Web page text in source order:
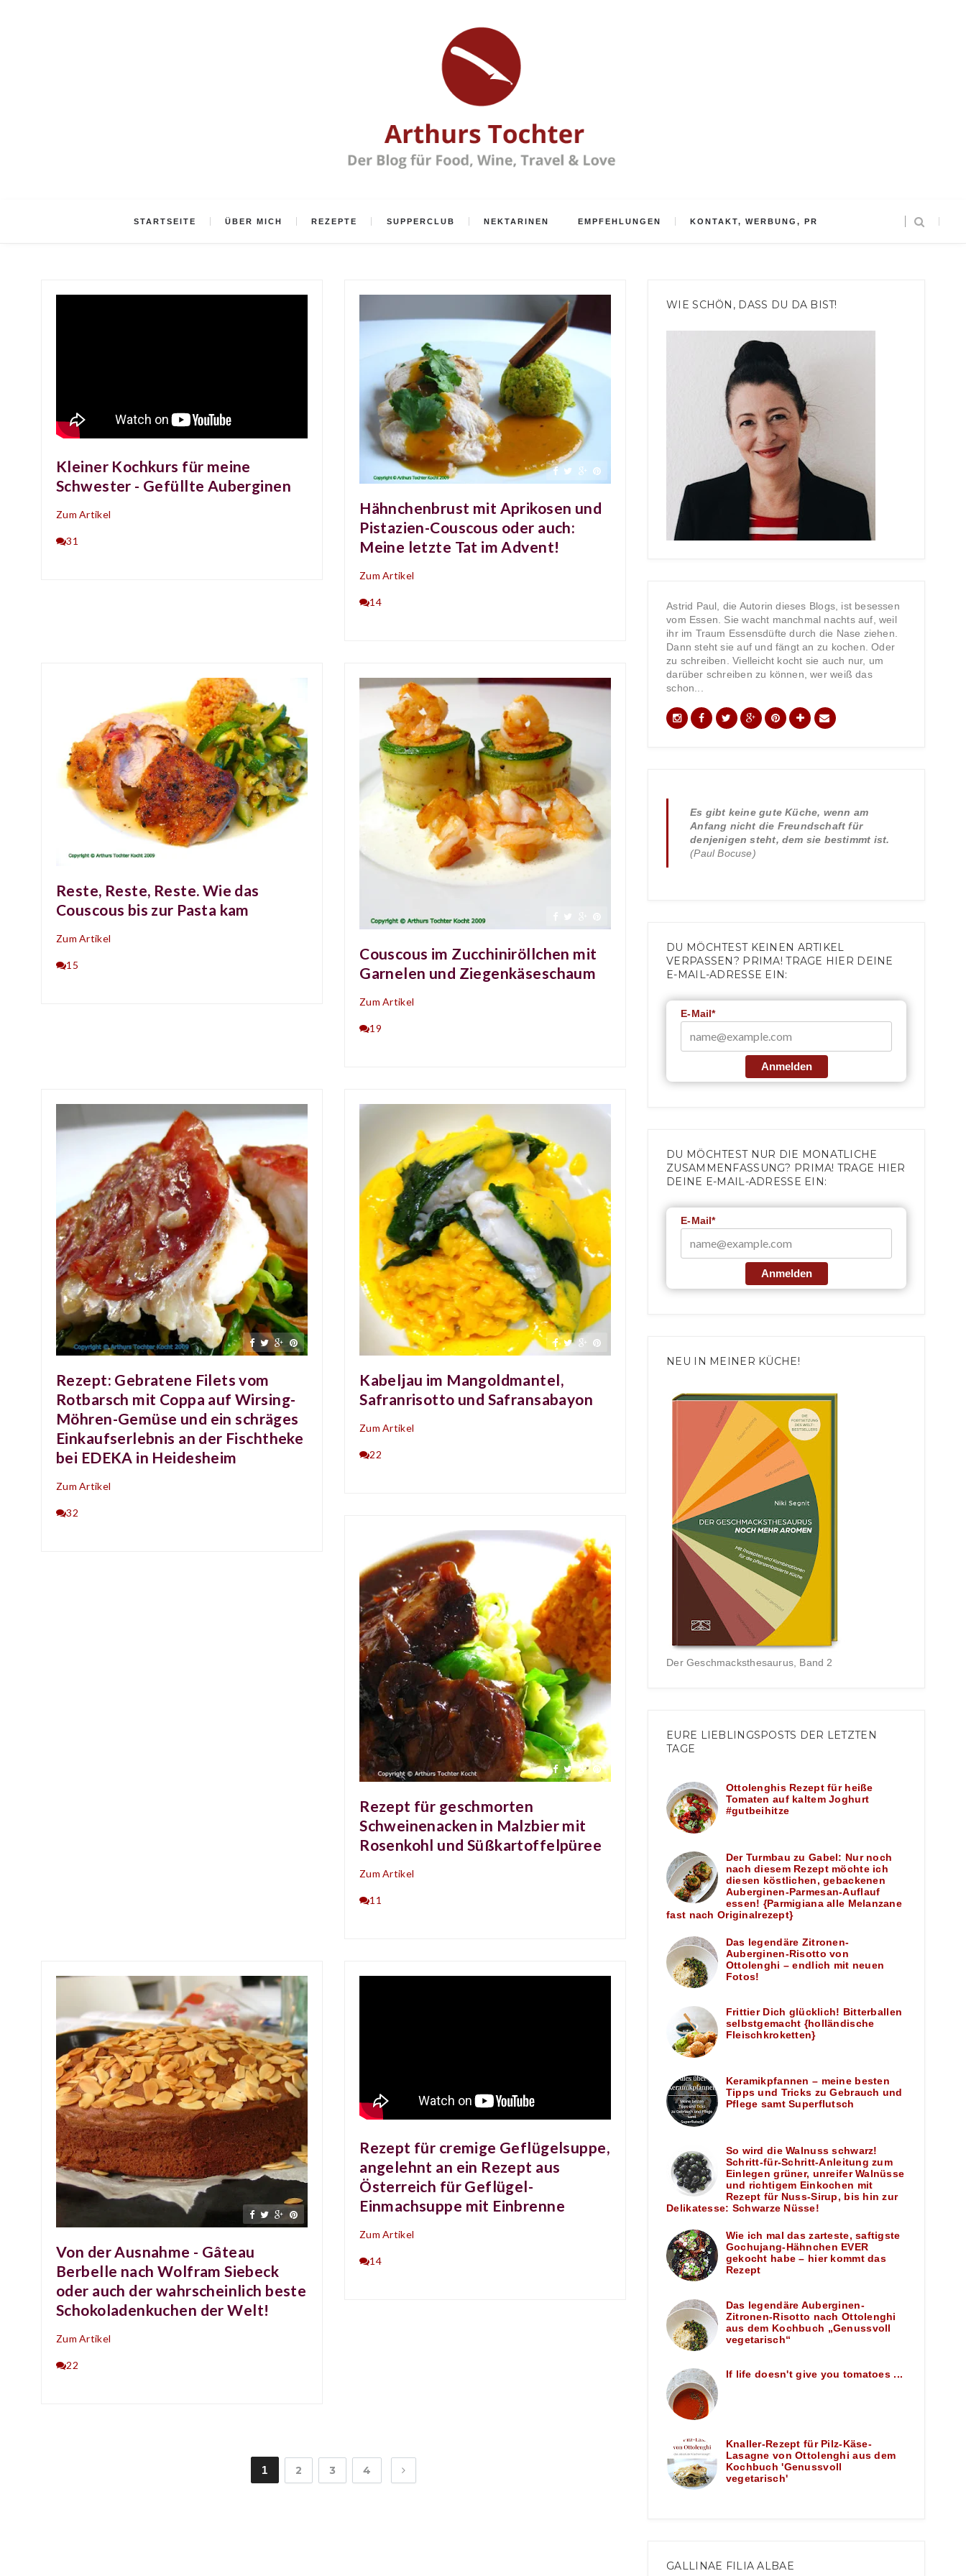
STARTSEITE ÜBER MICH REZEPTE SUPPERCLUB NEKTARINEN EMPFEHLUNGEN KONTAKT, WERBUNG, PR
Kleiner Kochkurs für meine
Schwester - Gefüllte Auberginen
Zum Artikel
31
Hähnchenbrust mit Aprikosen und
Pistazien-Couscous oder auch:
Meine letzte Tat im Advent!
Zum Artikel
14
Reste, Reste, Reste. Wie das
Couscous bis zur Pasta kam
Zum Artikel
15
Couscous im Zucchiniröllchen mit
Garnelen und Ziegenkäseschaum
Zum Artikel
19
Rezept: Gebratene Filets vom
Rotbarsch mit Coppa auf Wirsing-
Möhren-Gemüse und ein schräges
Einkaufserlebnis an der Fischtheke
bei EDEKA in Heidesheim
Zum Artikel
32
Kabeljau im Mangoldmantel,
Safranrisotto und Safransabayon
Zum Artikel
22
Rezept für geschmorten
Schweinenacken in Malzbier mit
Rosenkohl und Süßkartoffelpüree
Zum Artikel
11
Von der Ausnahme - Gâteau
Berbelle nach Wolfram Siebeck
oder auch der wahrscheinlich beste
Schokoladenkuchen der Welt!
Zum Artikel
22
Rezept für cremige Geflügelsuppe,
angelehnt an ein Rezept aus
Österreich für Geflügel-
Einmachsuppe mit Einbrenne
Zum Artikel
14
1 2 3 4
WIE SCHÖN, DASS DU DA BIST!
Astrid Paul, die Autorin dieses Blogs, ist besessen
vom Essen. Sie wacht manchmal nachts auf, weil
ihr im Traum Essensdüfte durch die Nase ziehen.
Dann steht sie auf und fängt an zu kochen. Oder
zu schreiben. Vielleicht kocht sie auch nur, um
darüber schreiben zu können, wer weiß das
schon...
Es gibt keine gute Küche, wenn am
Anfang nicht die Freundschaft für
denjenigen steht, dem sie bestimmt ist.
(Paul Bocuse)
DU MÖCHTEST KEINEN ARTIKEL
VERPASSEN? PRIMA! TRAGE HIER DEINE
E-MAIL-ADRESSE EIN:
E-Mail*
Anmelden
DU MÖCHTEST NUR DIE MONATLICHE
ZUSAMMENFASSUNG? PRIMA! TRAGE HIER
DEINE E-MAIL-ADRESSE EIN:
E-Mail*
Anmelden
NEU IN MEINER KÜCHE!
Der Geschmacksthesaurus, Band 2
EURE LIEBLINGSPOSTS DER LETZTEN
TAGE
Ottolenghis Rezept für heiße
Tomaten auf kaltem Joghurt
#gutbeihitze
Der Turmbau zu Gabel: Nur noch
nach diesem Rezept möchte ich
diesen köstlichen, gebackenen
Auberginen-Parmesan-Auflauf
essen! {Parmigiana alle Melanzane
fast nach Originalrezept}
Das legendäre Zitronen-
Auberginen-Risotto von
Ottolenghi – endlich mit neuen
Fotos!
Frittier Dich glücklich! Bitterballen
selbstgemacht {holländische
Fleischkroketten}
Keramikpfannen – meine besten
Tipps und Tricks zu Gebrauch und
Pflege samt Superflutsch
So wird die Walnuss schwarz!
Schritt-für-Schritt-Anleitung zum
Einlegen grüner, unreifer Walnüsse
und richtigem Einkochen mit
Rezept für Nuss-Sirup, bis hin zur
Delikatesse: Schwarze Nüsse!
Wie ich mal das zarteste, saftigste
Gochujang-Hähnchen EVER
gekocht habe – hier kommt das
Rezept
Das legendäre Auberginen-
Zitronen-Risotto nach Ottolenghi
aus dem Kochbuch „Genussvoll
vegetarisch“
If life doesn't give you tomatoes ...
Knaller-Rezept für Pilz-Käse-
Lasagne von Ottolenghi aus dem
Kochbuch 'Genussvoll
vegetarisch'
GALLINAE FILIA ALBAE